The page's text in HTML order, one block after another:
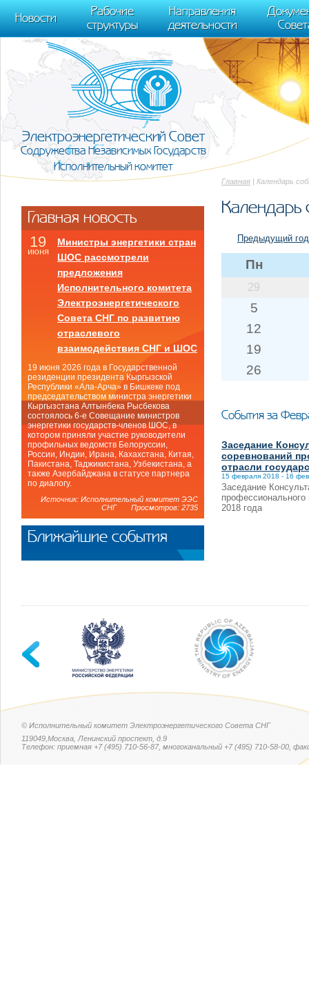
m[i].l=1*new Date(); for (var j = 0; j < document.scripts.length; j++) {if
[0],k.async=1,k.src=r,a.parentNode.insertBefore(k,a)}) (window,
trackLinks:true, accurateTrackBounce:true });
Новости
Рабочие
структуры
Направления
деятельности
Электроэнергетический Совет
Содружества Независимых Государств
Исполнительный комитет
Главная | Календарь
Календарь
Предыдущий год
Пн
29
5
12
19
26
События за
Заседание
соревнований
отрасли
15 февраля 2018 - 16
Заседание
профессионального
2018 года
Главная новость
19
июня
Министры энергетики стран
ШОС рассмотрели
предложения
Исполнительного комитета
Электроэнергетического
Совета СНГ по развитию
отраслевого
взаимодействия СНГ и ШОС
19 июня 2026 года в Государственной
резиденции президента Кыргызской
Республики «Ала-Арча» в Бишкеке под
председательством министра энергетики
Кыргызстана Алтынбека Рысбекова
состоялось 6-е Совещание министров
энергетики государств-членов ШОС, в
котором приняли участие руководители
профильных ведомств Белоруссии,
России, Индии, Ирана, Кахахстана, Китая,
Пакистана, Таджикистана, Узбекистана, а
также Азербайджана в статусе партнера
по диалогу.
Источник: Исполнительный комитет ЭЭС
СНГ Просмотров: 2735
Ближайшие события
© Исполнительный комитет Электроэнергетического Совета СНГ
119049,Москва, Ленинский проспект, д.9
Телефон: приемная +7 (495) 710-56-87, многоканальный +7 (495) 710-58-00,